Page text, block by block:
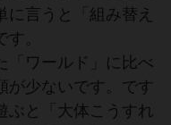
言うと「組み替え
。
ワールド」に比べ
が少ないです。です
ぶと「大体こうすれ